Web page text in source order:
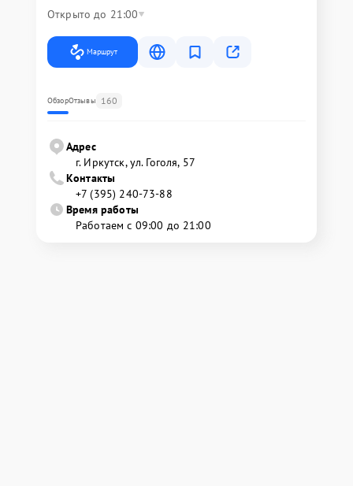
Открыто до 21:00
Маршрут
ОбзорОтзывы 160
Адрес
г. Иркутск, ул. ​Гоголя, 57
Контакты
+7 (395) 240-73-88
Время работы
Работаем с 09:00 до 21:00